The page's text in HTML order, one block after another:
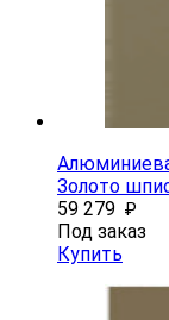
Золото
59 279 ₽
Под заказ
Купить